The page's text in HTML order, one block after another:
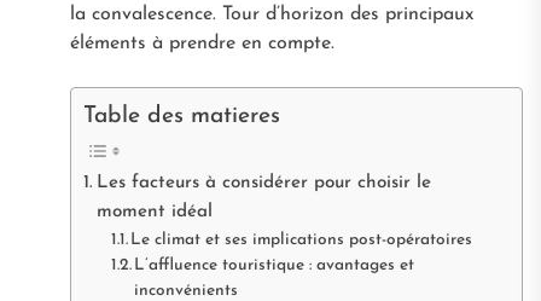
la convalescence. Tour d’horizon des principaux
éléments à prendre en compte.
Table des matieres
Les facteurs à considérer pour choisir le
moment idéal
Le climat et ses implications post-opératoires
L’affluence touristique : avantages et
inconvénients